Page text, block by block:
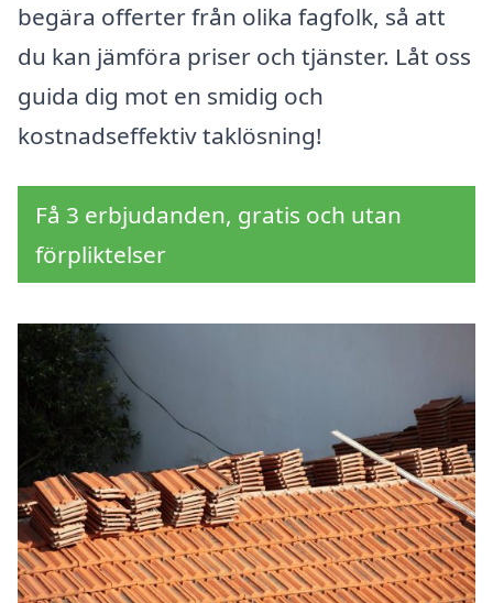
begära offerter från olika fagfolk, så att
du kan jämföra priser och tjänster. Låt oss
guida dig mot en smidig och
kostnadseffektiv taklösning!
Få 3 erbjudanden, gratis och utan
förpliktelser